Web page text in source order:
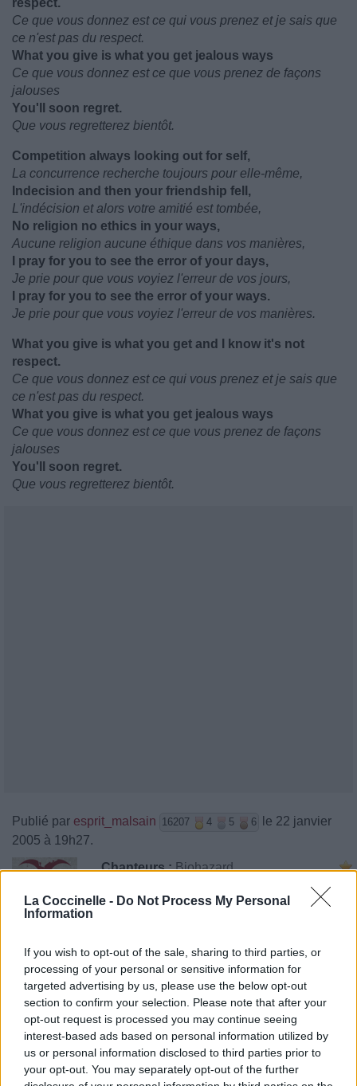
La Coccinelle - Do Not Process My Personal
Information
If you wish to opt-out of the sale, sharing to third parties, or
processing of your personal or sensitive information for
targeted advertising by us, please use the below opt-out
section to confirm your selection. Please note that after your
opt-out request is processed you may continue seeing
interest-based ads based on personal information utilized by
us or personal information disclosed to third parties prior to
your opt-out. You may separately opt-out of the further
respect.
Ce que vous donnez est ce qui vous prenez et je sais que
ce n'est pas du respect.
What you give is what you get jealous ways
Ce que vous donnez est ce que vous prenez de façons
jalouses
You'll soon regret.
Que vous regretterez bientôt.
Competition always looking out for self,
La concurrence recherche toujours pour elle-même,
Indecision and then your friendship fell,
L'indécision et alors votre amitié est tombée,
No religion no ethics in your ways,
Aucune religion aucune éthique dans vos manières,
I pray for you to see the error of your days,
Je prie pour que vous voyiez l'erreur de vos jours,
I pray for you to see the error of your ways.
Je prie pour que vous voyiez l'erreur de vos manières.
What you give is what you get and I know it's not
respect.
Ce que vous donnez est ce qui vous prenez et je sais que
ce n'est pas du respect.
What you give is what you get jealous ways
Ce que vous donnez est ce que vous prenez de façons
jalouses
You'll soon regret.
Que vous regretterez bientôt.
Publié par esprit_malsain 16207 4 5 6
le 22 janvier
2005 à 19h27.
Chanteurs : Biohazard
Paroles + Traduction Téléchargement
Vidéos
Commentaires